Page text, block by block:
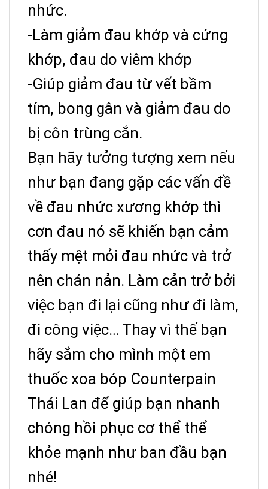
Eugenol
1,36%:
-Là thành phần
chính của tinh dầu
chiết xuất từ nụ hoa
Đinh hương. Đây là
thành phần đầu tiên
của tinh dầu đã
được chứng minh có
vai trò. Và là chất sát
trùng và giảm đau
mà ngày nay vẫn còn
-Chính vì được chiết
xuất 100% từ các
thành phần tự nhiên
nên dầu Counterpain
Thái Lan không có
tác dụng phụ, không
màu và không làm
hỏng quần áo.
-Vì thế mà loại dầu
này chiếm ưu điểm
vượt trội khi được
đem ra so sánh với
các loại thuốc giảm
nhức.
-Làm giảm đau khớp và cứng
khớp, đau do viêm khớp
-Giúp giảm đau từ vết bầm
tím, bong gân và giảm đau do
bị côn trùng cắn.
Bạn hãy tưởng tượng xem nếu
như bạn đang gặp các vấn đề
về đau nhức xương khớp thì
cơn đau nó sẽ khiến bạn cảm
thấy mệt mỏi đau nhức và trở
nên chán nản. Làm cản trở bởi
việc bạn đi lại cũng như đi làm,
đi công việc… Thay vì thế bạn
hãy sắm cho mình một em
thuốc xoa bóp Counterpain
Thái Lan để giúp bạn nhanh
chóng hồi phục cơ thể thể
khỏe mạnh như ban đầu bạn
nhé!